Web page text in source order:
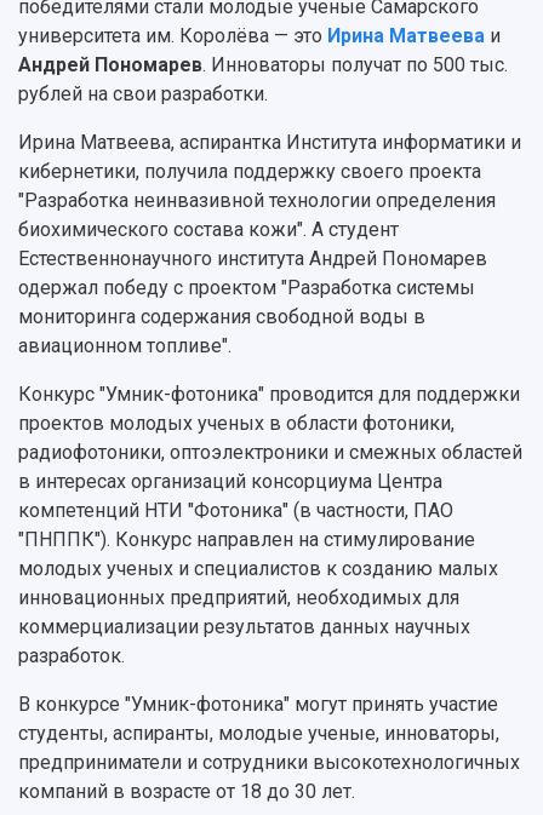
Структура университета
Институты и факультеты
Кафедры
Научные подразделения
Отделы и службы
Общественные организации
Институт искусственного интеллекта
Инжиниринговый центр
Аграрный карбоновый полигон
Архив
Фирменный стиль
Устойчивое развитие
Кампус
3D-тур по университету
Музеи
Учебный аэродром
Центр истории авиационных двигателей
Ботанический сад
Умный дом бабочек
Международный межвузовский кампус
Сведения об образовательной организации
Официальные документы
Просветительский проект "Одержимы
Стипендии
Тестирование иностранных граждан на
знание русского языка, истории России и
основ законодательства РФ
Платные образовательные услуги
Скидки на обучение
Подготовительные курсы
Библиотека
Видеолекции
Противодействие COVID-19
Структурная схема управления научно-
исследовательской деятельностью
Материальная база
Подразделения научного обслуживания
Организационные документы
Результаты научно-исследовательской
деятельности
Научно-технические разработки
Конкурсы научных проектов и грантов
Областной конкурс "Молодой учёный"
Отчеты о научно-исследовательской
деятельности
Журналы Самарского университета
Научные конференции
Патенты
Публикации и издания
Отчеты о проведенных конференциях
победителями стали молодые ученые Самарского
университета им. Королёва — это Ирина Матвеева и
Андрей Пономарев. Инноваторы получат по 500 тыс.
рублей на свои разработки.
Ирина Матвеева, аспирантка Института информатики и
кибернетики, получила поддержку своего проекта
"Разработка неинвазивной технологии определения
биохимического состава кожи". А студент
Естественнонаучного института Андрей Пономарев
одержал победу с проектом "Разработка системы
мониторинга содержания свободной воды в
авиационном топливе".
Конкурс "Умник-фотоника" проводится для поддержки
проектов молодых ученых в области фотоники,
радиофотоники, оптоэлектроники и смежных областей
в интересах организаций консорциума Центра
компетенций НТИ "Фотоника" (в частности, ПАО
"ПНППК"). Конкурс направлен на стимулирование
молодых ученых и специалистов к созданию малых
инновационных предприятий, необходимых для
коммерциализации результатов данных научных
разработок.
В конкурсе "Умник-фотоника" могут принять участие
студенты, аспиранты, молодые ученые, инноваторы,
предприниматели и сотрудники высокотехнологичных
компаний в возрасте от 18 до 30 лет.